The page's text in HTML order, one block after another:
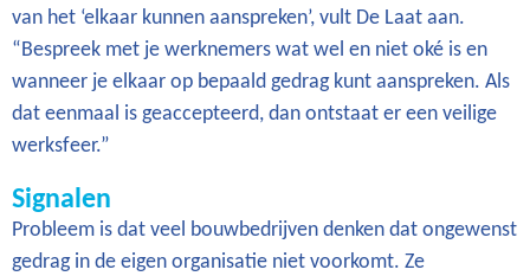
van het ‘elkaar kunnen aanspreken’, vult De Laat aan.
“Bespreek met je werknemers wat wel en niet oké is en
wanneer je elkaar op bepaald gedrag kunt aanspreken. Als
dat eenmaal is geaccepteerd, dan ontstaat er een veilige
werksfeer.”
Signalen
Probleem is dat veel bouwbedrijven denken dat ongewenst
gedrag in de eigen organisatie niet voorkomt. Ze